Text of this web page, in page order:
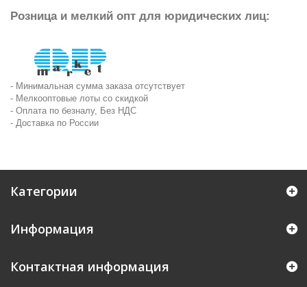
Розница и мелкий опт для юридических лиц:
- Минимальная сумма заказа отсутствует
- Мелкооптовые лоты со скидкой
- Оплата по безналу, Без НДС
- Доставка по России
Категории
Информация
Контактная информация